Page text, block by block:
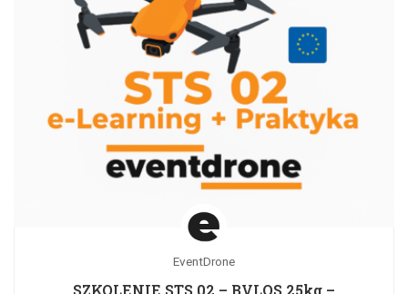
EventDrone
SZKOLENIE STS 02 – BVLOS 25kg –